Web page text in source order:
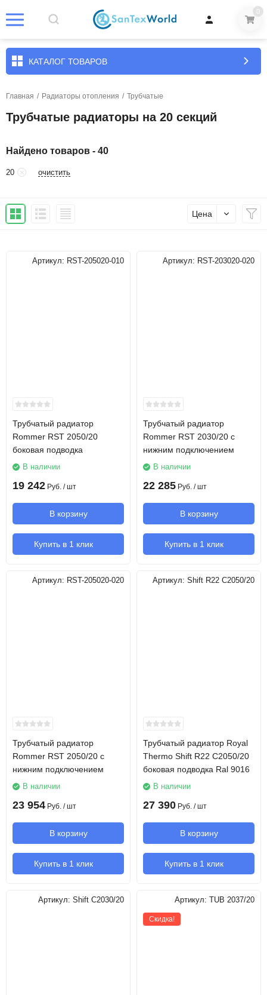
0
КАТАЛОГ ТОВАРОВ
Главная / Радиаторы отопления / Трубчатые
Трубчатые радиаторы на 20 секций
Найдено товаров - 40
20 очистить
Цена
Артикул: RST-205020-010
Трубчатый радиатор
Rommer RST 2050/20
боковая подводка
В наличии
19 242 Руб. / шт
В корзину
Купить в 1 клик
Артикул: RST-203020-020
Трубчатый радиатор
Rommer RST 2030/20 с
нижним подключением
В наличии
22 285 Руб. / шт
В корзину
Купить в 1 клик
Артикул: RST-205020-020
Трубчатый радиатор
Rommer RST 2050/20 с
нижним подключением
В наличии
23 954 Руб. / шт
В корзину
Купить в 1 клик
Артикул: Shift R22 C2050/20
Трубчатый радиатор Royal
Thermo Shift R22 C2050/20
боковая подводка Ral 9016
В наличии
27 390 Руб. / шт
В корзину
Купить в 1 клик
Артикул: Shift C2030/20 Артикул: TUB 2037/20
Скидка!